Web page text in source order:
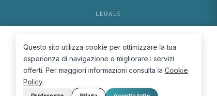
LEGALE
Cookie Policy
Questo sito utilizza cookie per ottimizzare la tua
esperienza di navigazione e migliorare i servizi
offerti. Per maggiori informazioni consulta la Cookie
Policy.